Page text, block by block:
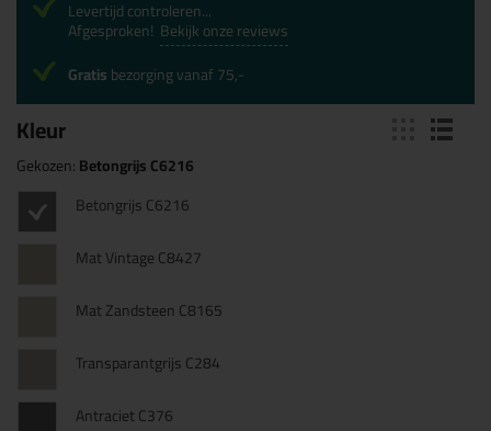
Kleur
Gekozen:Betongrijs C6216
Betongrijs C6216
Mat Vintage C8427
Mat Zandsteen C8165
Transparantgrijs C284
Antraciet C376
Levertijd controleren...
Afgesproken! Bekijk onze reviews
Gratisbezorging vanaf 75,-